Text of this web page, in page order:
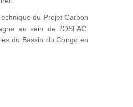
du Projet Carbon
au sein de l'OSFAC.
du Bassin du Congo en